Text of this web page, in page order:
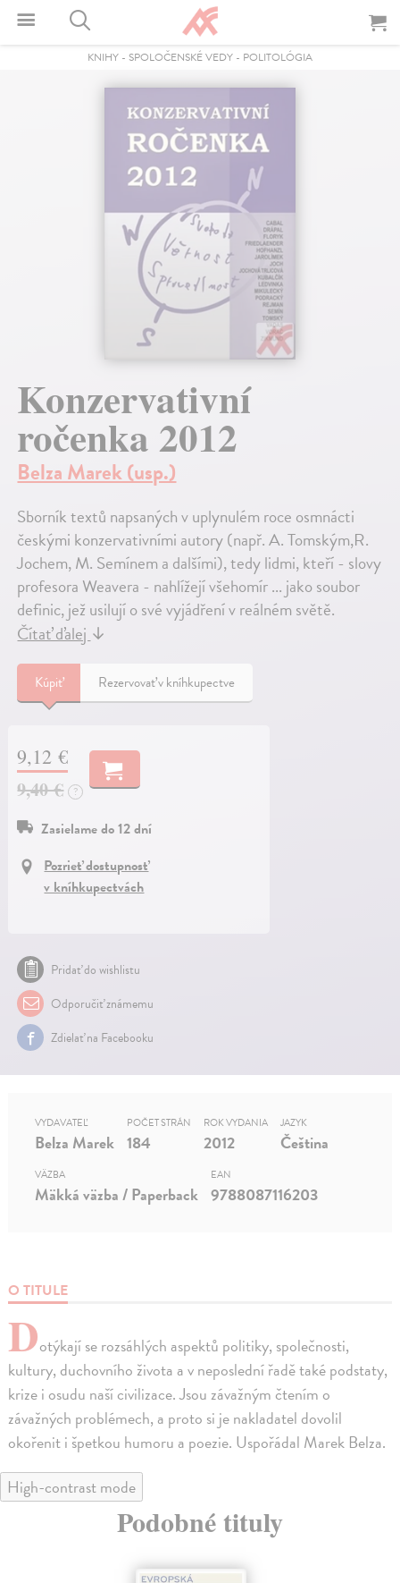
KNIHY - SPOLOČENSKÉ VEDY - POLITOLÓGIA
Konzervativní
ročenka 2012
Belza Marek (usp.)
Sborník textů napsaných v uplynulém roce osmnácti
českými konzervativními autory (např. A. Tomským,R.
Jochem, M. Semínem a dalšími), tedy lidmi, kteří - slovy
profesora Weavera - nahlížejí všehomír ... jako soubor
definic, jež usilují o své vyjádření v reálném světě.
Čítať ďalej ↓
Kúpiť Rezervovať v kníhkupectve
9,12 €
9,40 €
?
Zasielame do 12 dní
Pozrieť dostupnosť
v kníhkupectvách
Pridať do wishlistu
Odporučiť známemu
Zdielať na Facebooku
O TITULE
Dotýkají se rozsáhlých aspektů politiky, společnosti,
kultury, duchovního života a v neposlední řadě také podstaty,
krize i osudu naší civilizace. Jsou závažným čtením o
závažných problémech, a proto si je nakladatel dovolil
okořenit i špetkou humoru a poezie. Uspořádal Marek Belza.
VYDAVATEĽ
Belza Marek
POČET STRÁN
184
ROK VYDANIA
2012
JAZYK
Čeština
VÄZBA
Mäkká väzba / Paperback
EAN
9788087116203
High-contrast mode
Podobné tituly